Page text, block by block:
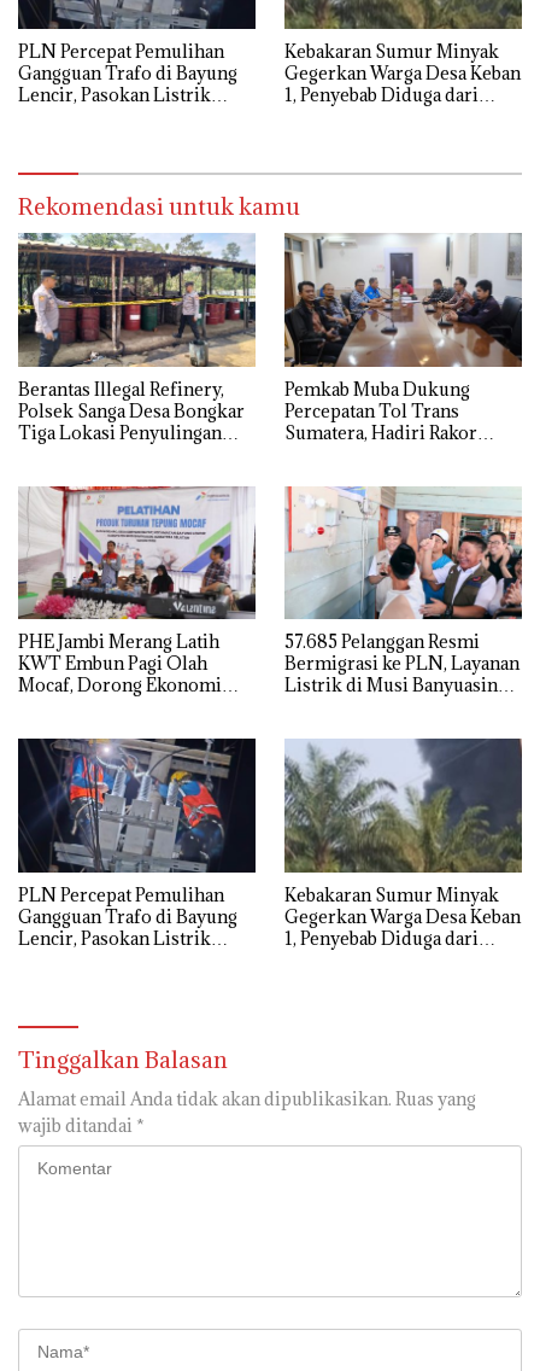
PLN Percepat Pemulihan
Gangguan Trafo di Bayung
Lencir, Pasokan Listrik
Kebakaran Sumur Minyak
Gegerkan Warga Desa Keban
1, Penyebab Diduga dari
Rekomendasi untuk kamu
Berantas Illegal Refinery,
Polsek Sanga Desa Bongkar
Tiga Lokasi Penyulingan
Pemkab Muba Dukung
Percepatan Tol Trans
Sumatera, Hadiri Rakor
PHE Jambi Merang Latih
KWT Embun Pagi Olah
Mocaf, Dorong Ekonomi
57.685 Pelanggan Resmi
Bermigrasi ke PLN, Layanan
Listrik di Musi Banyuasin
PLN Percepat Pemulihan
Gangguan Trafo di Bayung
Lencir, Pasokan Listrik
Kebakaran Sumur Minyak
Gegerkan Warga Desa Keban
1, Penyebab Diduga dari
Tinggalkan Balasan
Alamat email Anda tidak akan dipublikasikan. Ruas yang
wajib ditandai *